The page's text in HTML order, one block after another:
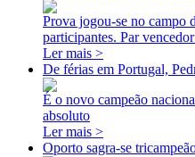
Prova jogou-se no campo
participantes. Par
Ler mais >
De férias em Portugal,
É o novo campeão
absoluto
Ler mais >
Oporto sagra-se